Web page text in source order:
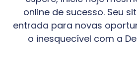
online de sucesso. Seu
entrada para novas
o inesquecível com a